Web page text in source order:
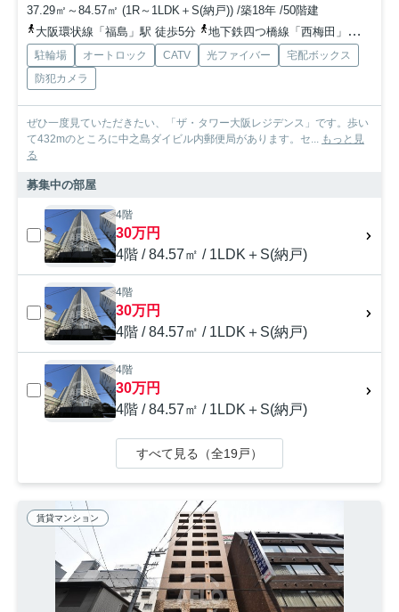
37.29㎡～84.57㎡ (1R～1LDK＋S(納戸)) /築18年 /50階建
大阪環状線「福島」駅 徒歩5分
地下鉄四つ橋線「西梅田」駅 徒歩10分
駐輪場 オートロック CATV 光ファイバー
宅配ボックス
防犯カメラ
ぜひ一度見ていただきたい、「ザ・タワー大阪レジデンス」です。歩い
て432mのところに中之島ダイビル内郵便局があります。セ... もっと見
る
募集中の部屋
4階
30万円
4階 / 84.57㎡ / 1LDK＋S(納戸)
4階
30万円
4階 / 84.57㎡ / 1LDK＋S(納戸)
4階
30万円
4階 / 84.57㎡ / 1LDK＋S(納戸)
すべて見る（全19戸）
賃貸マンション